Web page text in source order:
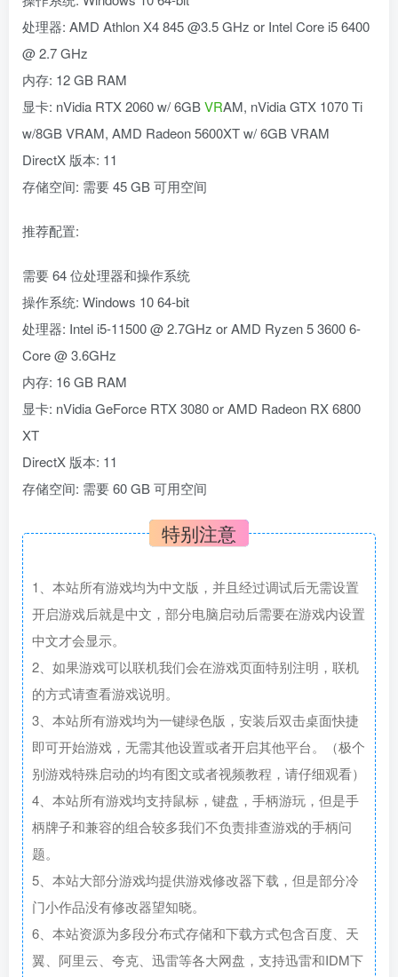
处理器: AMD Athlon X4 845 @3.5 GHz or Intel Core i5 6400
@ 2.7 GHz
内存: 12 GB RAM
显卡: nVidia RTX 2060 w/ 6GBVRAM, nVidia GTX 1070 Ti
w/8GB VRAM, AMD Radeon 5600XT w/ 6GB VRAM
DirectX 版本: 11
存储空间: 需要 45 GB 可用空间
推荐配置:
需要 64 位处理器和操作系统
操作系统: Windows 10 64-bit
处理器: Intel i5-11500 @ 2.7GHz or AMD Ryzen 5 3600 6-
Core @ 3.6GHz
内存: 16 GB RAM
显卡: nVidia GeForce RTX 3080 or AMD Radeon RX 6800
XT
DirectX 版本: 11
存储空间: 需要 60 GB 可用空间
特别注意
1、本站所有游戏均为中文版，并且经过调试后无需设置
开启游戏后就是中文，部分电脑启动后需要在游戏内设置
中文才会显示。
2、如果游戏可以联机我们会在游戏页面特别注明，联机
的方式请查看游戏说明。
3、本站所有游戏均为一键绿色版，安装后双击桌面快捷
即可开始游戏，无需其他设置或者开启其他平台。（极个
别游戏特殊启动的均有图文或者视频教程，请仔细观看）
4、本站所有游戏均支持鼠标，键盘，手柄游玩，但是手
柄牌子和兼容的组合较多我们不负责排查游戏的手柄问
题。
5、本站大部分游戏均提供游戏修改器下载，但是部分冷
门小作品没有修改器望知晓。
6、本站资源为多段分布式存储和下载方式包含百度、天
翼、阿里云、夸克、迅雷等各大网盘，支持迅雷和IDM下